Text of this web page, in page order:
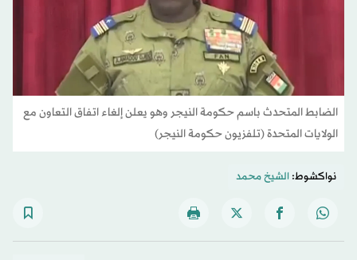
الضابط المتحدث باسم حكومة النيجر وهو يعلن إلغاء اتفاق التعاون مع
الولايات المتحدة (تلفزيون حكومة النيجر)
نواكشوط:الشيخ محمد